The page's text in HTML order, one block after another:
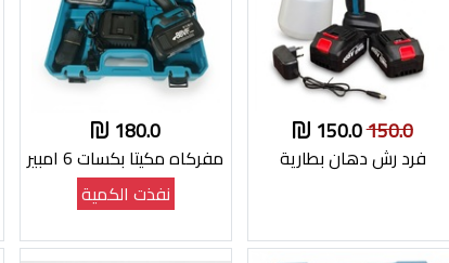
150.0
150.0
فرد رش دهان بطارية
180.0
مفركاه مكيتا بكسات 6 امبير
نفذت الكمية